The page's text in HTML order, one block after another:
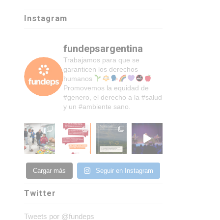
Instagram
fundepsargentina
Trabajamos para que se
garanticen los derechos
humanos
Promovemos la equidad de
#genero, el derecho a la #salud
y un #ambiente sano.
Cargar más Seguir en Instagram
Twitter
Tweets por @fundeps